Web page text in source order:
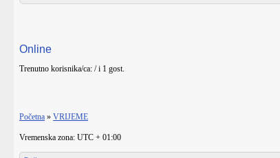
Online
Trenutno korisnika/ca: / i 1 gost.
Početna » VRIJEME
Vremenska zona: UTC + 01:00